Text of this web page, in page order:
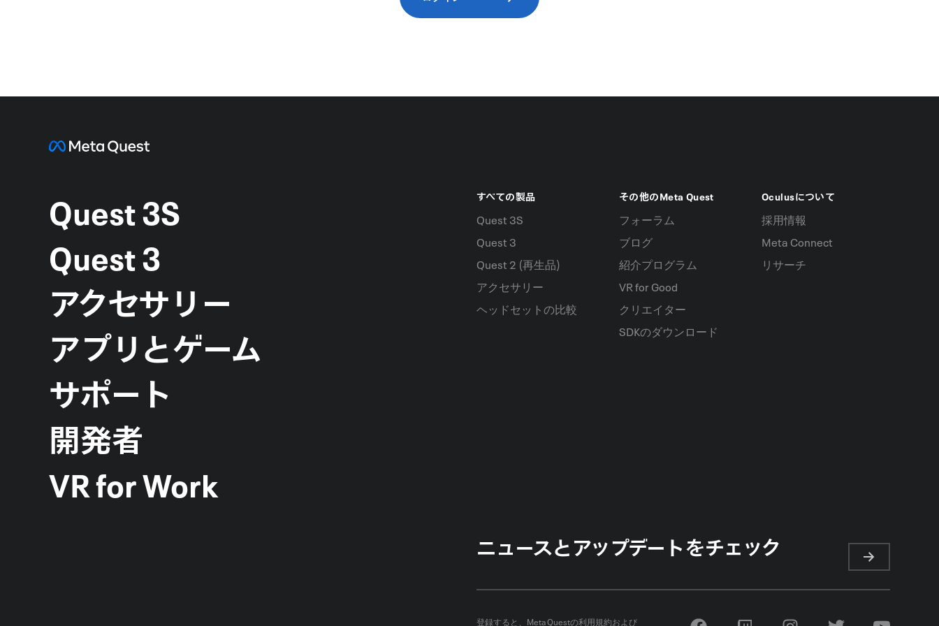
Quest 3S
Quest 3
アクセサリー
アプリとゲーム
サポート
開発者
VR for Work
すべての製品
Quest 3S
Quest 3
Quest 2 (再生品)
アクセサリー
ヘッドセットの比較
その他のMeta Quest
フォーラム
ブログ
紹介プログラム
VR for Good
クリエイター
SDKのダウンロード
Oculusについて
採用情報
Meta Connect
リサーチ
ニュースとアップデートをチェック
登録すると、Meta Questの利用規約および